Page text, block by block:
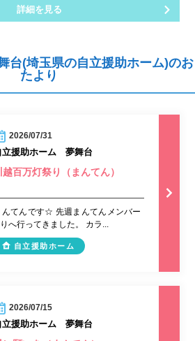
詳細を見る
(埼玉県の自立援助ホーム)のお
たより
2026/07/31
立援助ホーム 夢舞台
越百万灯祭り（まんてん）
てんです☆ 先週まんてんメンバー
へ行ってきました。 カラ...
自立援助ホーム
2026/07/15
立援助ホーム 夢舞台